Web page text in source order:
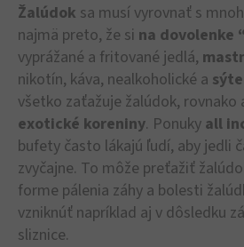
Žalúdok sa musí vyrovnať s
najmä preto, že si na dovolenke
vyprážané a fritované jedlá,
nikotín, káva, nealkoholické a
všetko zaťažuje žalúdok, rovnako
exotické koreniny. Ponuky all
bufety často lákajú ľudí, aby jedli
zvyčajne. To môže preťažiť
forme pálenia záhy a bolesti
vzniknúť napríklad aj v dôsledku
sliznice.